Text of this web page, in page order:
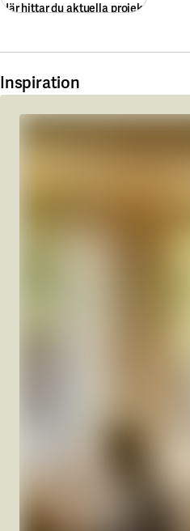
Här hittar du aktuella projekt
Inspiration